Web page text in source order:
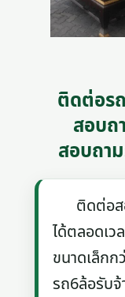
ติดต่อร
สอบถ
สอบถา
ติดต่อสอ
ได้ตลอดเว
ขนาดเล็กก
รถ6ล้อรับ